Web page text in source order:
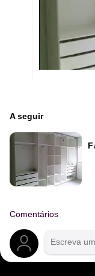
A seguir
Comentários